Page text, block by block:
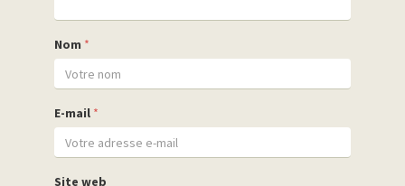
Nom *
E-mail *
Site web